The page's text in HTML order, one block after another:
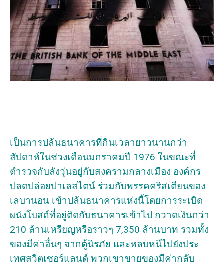
เป็นการปล้นธนาคารที่กินเวลายาวนานกว่า
สัปดาห์ในช่วงเดือนมกราคมปี 1976 ในขณะที่
ตำรวจกับลังวุ่นอยู่กับสงครามกลางเมือง องค์กร
ปลดปล่อยปาเลสไตน์ ร่วมกับพรรคคริสเตียนของ
เลบานอน เข้าปล้นธนาคารแห่งนี้โดยการระเบิด
ผนังโบสถ์ที่อยู่ติดกับธนาคารเข้าไป กวาดเงินกว่า
210 ล้านเหรียญหรือราวๆ 7,350 ล้านบาท รวมทั้ง
ของมีค่าอื่นๆ จากตู้นิรภัย และหลบหนีไปยังประ
เทศสวิตเซอร์แลนด์ พวกเขาขายของมีค่ากลับ